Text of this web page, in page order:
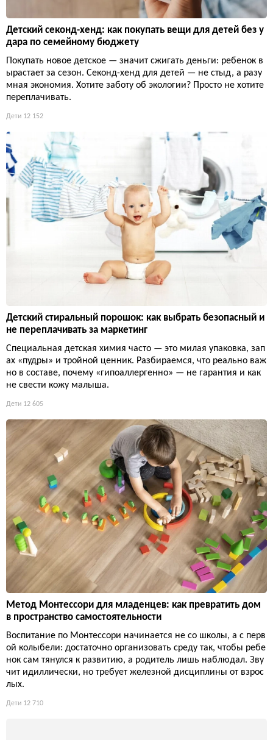
Детский секонд-хенд: как покупать вещи для детей без у
дара по семейному бюджету
Покупать новое детское — значит сжигать деньги: ребенок в
ырастает за сезон. Секонд-хенд для детей — не стыд, а разу
мная экономия. Хотите заботу об экологии? Просто не хотите
переплачивать.
Дети 12 152
Детский стиральный порошок: как выбрать безопасный и
не переплачивать за маркетинг
Специальная детская химия часто — это милая упаковка, зап
ах «пудры» и тройной ценник. Разбираемся, что реально важ
но в составе, почему «гипоаллергенно» — не гарантия и как
не свести кожу малыша.
Дети 12 605
Метод Монтессори для младенцев: как превратить дом
в пространство самостоятельности
Воспитание по Монтессори начинается не со школы, а с перв
ой колыбели: достаточно организовать среду так, чтобы ребе
нок сам тянулся к развитию, а родитель лишь наблюдал. Зву
чит идиллически, но требует железной дисциплины от взрос
лых.
Дети 12 710